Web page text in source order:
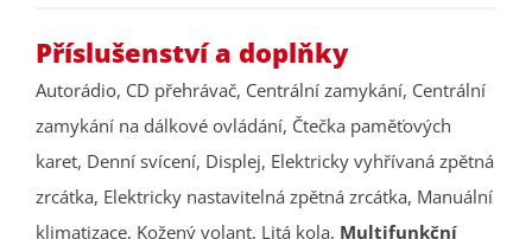
Příslušenství a doplňky
Autorádio, CD přehrávač, Centrální zamykání, Centrální
zamykání na dálkové ovládání, Čtečka paměťových
karet, Denní svícení, Displej, Elektricky vyhřívaná zpětná
zrcátka, Elektricky nastavitelná zpětná zrcátka, Manuální
klimatizace, Kožený volant, Litá kola, Multifunkční